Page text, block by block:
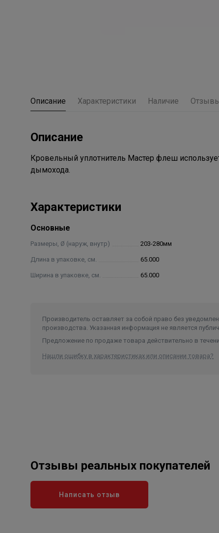
Описание Характеристики Наличие
Описание
Кровельный уплотнитель Мастер флеш
дымохода.
Характеристики
Основные
Размеры, Ø (наруж, внутр) 203-280мм
Длина в упаковке, см. 65.000
Ширина в упаковке, см. 65.000
Производитель оставляет за собой право без
производства. Указанная информация не является
Предложение по продаже товара действительно в
Нашли ошибку в характеристиках или описании товара?
Отзывы реальных покупателей
Написать отзыв